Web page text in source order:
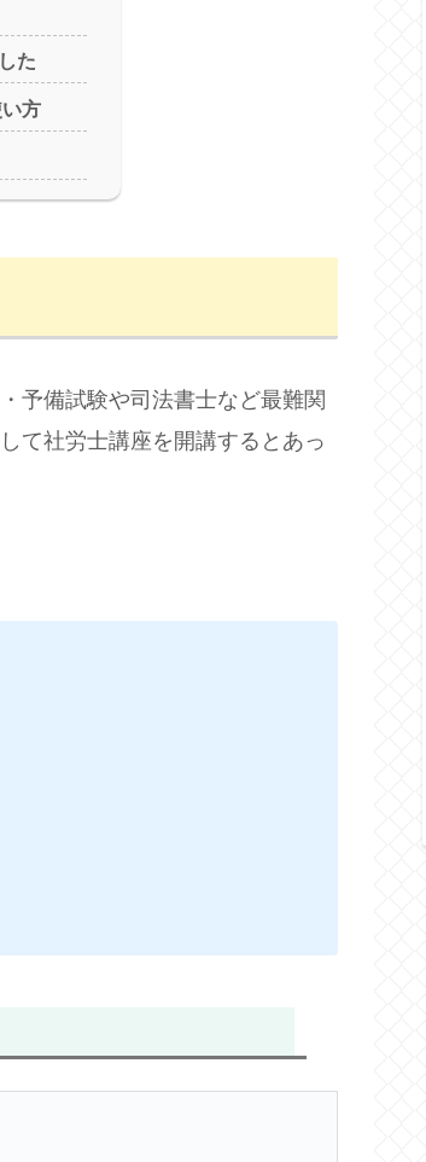
た
方
予備試験や司法書士など最難関
て社労士講座を開講するとあっ